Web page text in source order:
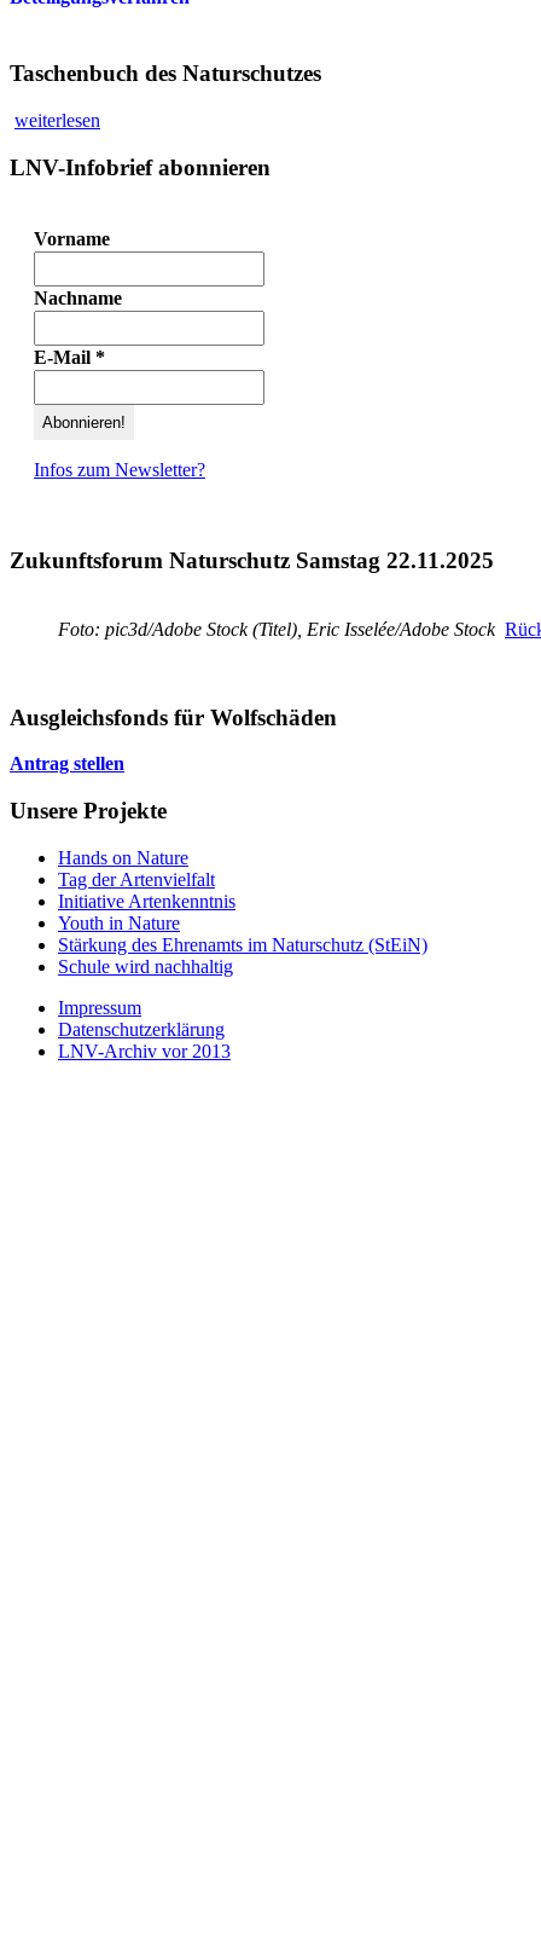
Taschenbuch des Naturschutzes
weiterlesen
LNV-Infobrief abonnieren
Vorname
Nachname
E-Mail *
Infos zum Newsletter?
Zukunftsforum Naturschutz Samstag 22.11.2025
Foto: pic3d/Adobe Stock (Titel), Eric Isselée/Adobe Stock
Ausgleichsfonds für Wolfschäden
Antrag stellen
Unsere Projekte
Hands on Nature
Tag der Artenvielfalt
Initiative Artenkenntnis
Youth in Nature
Stärkung des Ehrenamts im Naturschutz (StEiN)
Schule wird nachhaltig
Impressum
Datenschutzerklärung
LNV-Archiv vor 2013